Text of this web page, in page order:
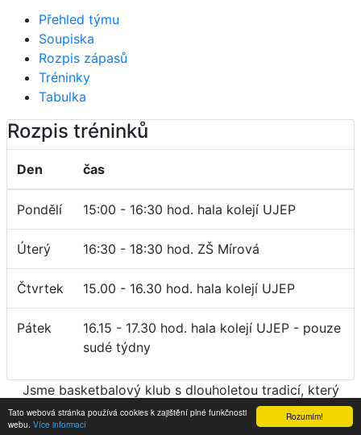
Rozumím!
Tato webová stránka používá cookies k zajištění plné funkčnosti
webu. Více informací
Přehled týmu
Soupiska
Rozpis zápasů
Tréninky
Tabulka
Rozpis tréninků
Den čas
Pondělí 15:00 - 16:30 hod. hala kolejí UJEP
Úterý 16:30 - 18:30 hod. ZŠ Mírová
Čtvrtek 15.00 - 16.30 hod. hala kolejí UJEP
Pátek
16.15 - 17.30 hod. hala kolejí UJEP - pouze
sudé týdny
Jsme basketbalový klub s dlouholetou tradicí, který
vychoval spoustu kvalitních hráčů.
© 2022 - Všechna práva vyhrazena | Vytvořil JH.